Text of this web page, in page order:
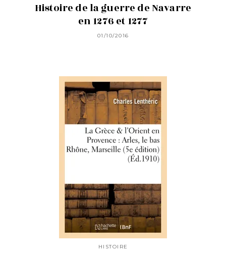
Histoire de la guerre de Navarre
en 1276 et 1277
01/10/2016
HISTOIRE